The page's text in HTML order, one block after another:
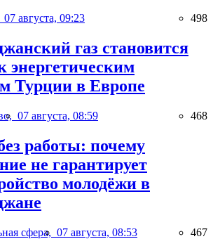
07 августа, 09:23 498
газ становится
энергетическим
Турции в Европе
07 августа, 08:59 468
работы: почему
не гарантирует
молодёжи в
сфера, 07 августа, 08:53 467